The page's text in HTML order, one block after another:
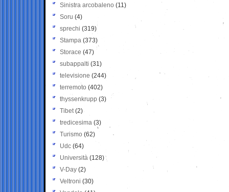
Sinistra arcobaleno (11)
Soru (4)
sprechi (319)
Stampa (373)
Storace (47)
subappalti (31)
televisione(244)
terremoto (402)
thyssenkrupp (3)
Tibet(2)
tredicesima (3)
Turismo (62)
Udc (64)
Università (128)
V-Day (2)
Veltroni (30)